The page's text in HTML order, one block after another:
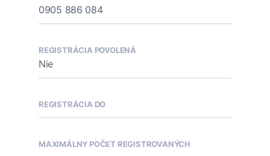
0905 886 084
REGISTRÁCIA POVOLENÁ
Nie
REGISTRÁCIA DO
MAXIMÁLNY POČET REGISTROVANÝCH